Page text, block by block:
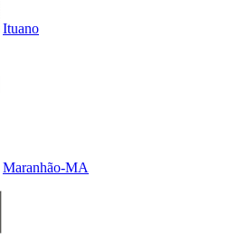
Ituano
Maranhão-MA